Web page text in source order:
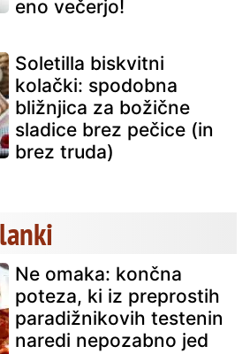
eno večerjo!
Soletilla biskvitni
kolački: spodobna
bližnjica za božične
sladice brez pečice (in
brez truda)
Ne omaka: končna
poteza, ki iz preprostih
paradižnikovih testenin
naredi nepozabno jed